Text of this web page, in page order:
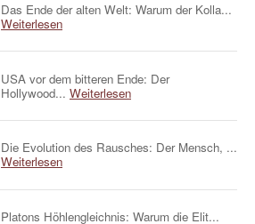
Das Ende der alten Welt: Warum der Kolla...
Weiterlesen
USA vor dem bitteren Ende: Der
Hollywood... Weiterlesen
Die Evolution des Rausches: Der Mensch, ...
Weiterlesen
Platons Höhlengleichnis: Warum die Elit...